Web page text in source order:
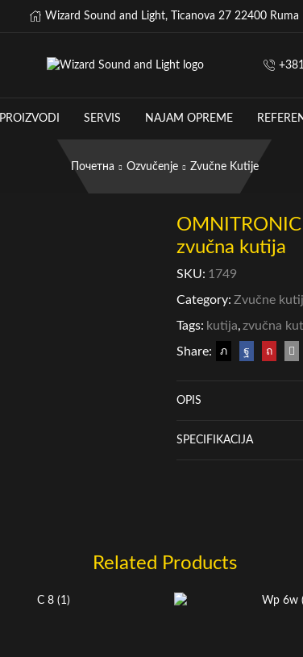
Wizard Sound and Light, Ticanova 27 22400 Ruma
PROIZVODI SERVIS NAJAM OPREME
Почетна Ozvučenje Zvučne Kutije
zvučna kutija
SKU: 1749
Category: Zvučne
Tags: kutija,zvučna
Share:
OPIS
SPECIFIKACIJA
Related Products